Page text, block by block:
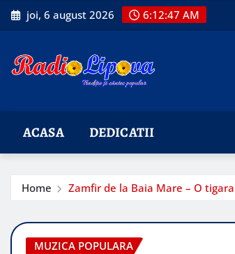
Skip
to
joi, 6 august 2026 6:12:49 AM
ACASA DEDICATII
Home Zamfir de la Baia Mare – O
MUZICA POPULARA